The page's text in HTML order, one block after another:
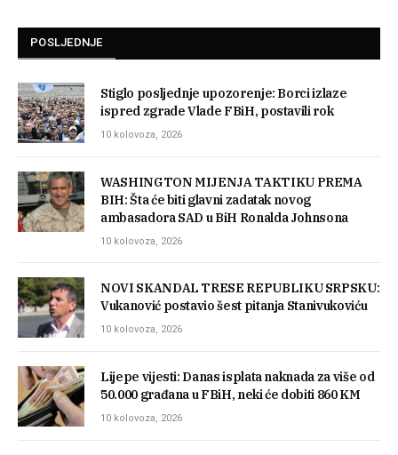
POSLJEDNJE
Stiglo posljednje upozorenje: Borci izlaze
ispred zgrade Vlade FBiH, postavili rok
10 kolovoza, 2026
WASHINGTON MIJENJA TAKTIKU PREMA
BIH: Šta će biti glavni zadatak novog
ambasadora SAD u BiH Ronalda Johnsona
10 kolovoza, 2026
NOVI SKANDAL TRESE REPUBLIKU SRPSKU:
Vukanović postavio šest pitanja Stanivukoviću
10 kolovoza, 2026
Lijepe vijesti: Danas isplata naknada za više od
50.000 građana u FBiH, neki će dobiti 860 KM
10 kolovoza, 2026